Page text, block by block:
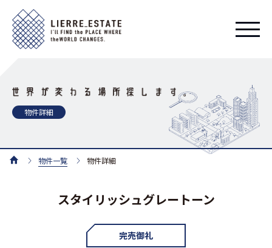
物件詳細
物件一覧 物件詳細
スタイリッシュグレートーン
完売御礼